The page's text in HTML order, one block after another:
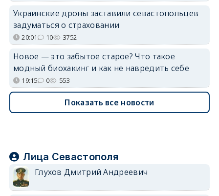
Украинские дроны заставили севастопольцев
задуматься о страховании
20:01 10 3752
Новое — это забытое старое? Что такое
модный биохакинг и как не навредить себе
19:15 0 553
Показать все новости
Лица Севастополя
Глухов Дмитрий Андреевич